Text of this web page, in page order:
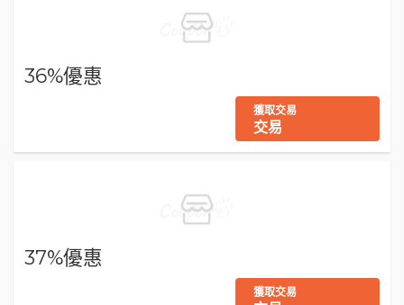
36%優惠
獲取交易
交易
37%優惠
獲取交易